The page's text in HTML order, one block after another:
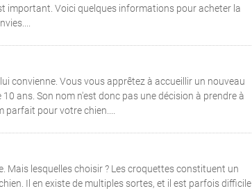
important. Voici quelques informations pour acheter la
convienne. Vous vous apprêtez à accueillir un nouveau
ans. Son nom n'est donc pas une décision à prendre à
pour votre chien....
Mais lesquelles choisir ? Les croquettes constituent un
Il en existe de multiples sortes, et il est parfois difficile